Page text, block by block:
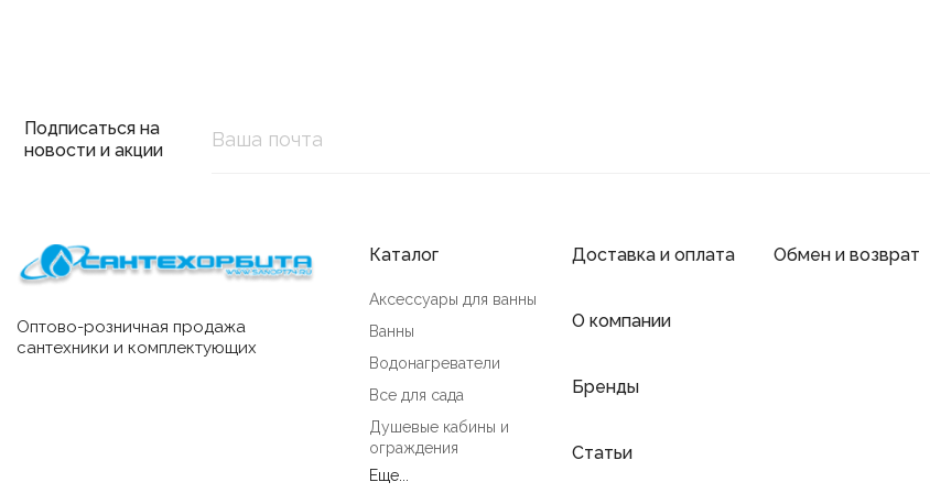
Подписаться на
новости и акции
Оптово-розничная продажа
сантехники и комплектующих
Каталог
Аксессуары для ванны
Ванны
Водонагреватели
Все для сада
Душевые кабины и
ограждения
Еще...
Доставка и оплата
О компании
Бренды
Статьи
Обмен и возврат